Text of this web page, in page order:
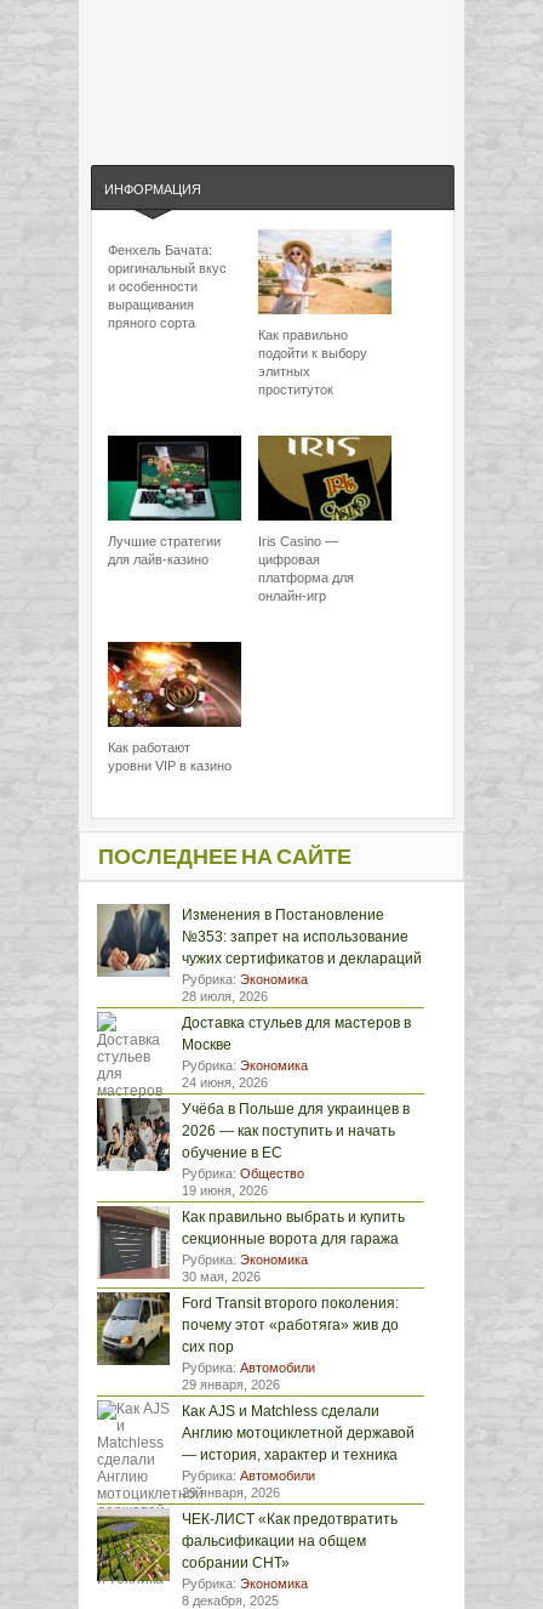
ИНФОРМАЦИЯ
Фенхель Бачата:
оригинальный вкус
и особенности
выращивания
пряного сорта
Как правильно
подойти к выбору
элитных
проституток
Лучшие стратегии
для лайв-казино
Iris Casino —
цифровая
платформа для
онлайн-игр
Как работают
уровни VIP в казино
ПОСЛЕДНЕЕ НА САЙТЕ
Изменения в Постановление
№353: запрет на использование
чужих сертификатов и деклараций
Рубрика: Экономика
28 июля, 2026
Доставка стульев для мастеров в
Москве
Рубрика: Экономика
24 июня, 2026
Учёба в Польше для украинцев в
2026 — как поступить и начать
обучение в ЕС
Рубрика: Общество
19 июня, 2026
Как правильно выбрать и купить
секционные ворота для гаража
Рубрика: Экономика
30 мая, 2026
Ford Transit второго поколения:
почему этот «работяга» жив до
сих пор
Рубрика: Автомобили
29 января, 2026
Как AJS и Matchless сделали
Англию мотоциклетной державой
— история, характер и техника
Рубрика: Автомобили
29 января, 2026
ЧЕК-ЛИСТ «Как предотвратить
фальсификации на общем
собрании СНТ»
Рубрика: Экономика
8 декабря, 2025